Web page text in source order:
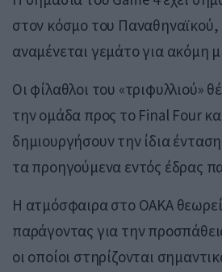
στον κόσμο του
αναμένεται γεμάτο για ακόμη
Οι φίλαθλοι του «τριφυλλιού»
την ομάδα προς το Final Four
δημιουργήσουν την ίδια
τα προηγούμενα εντός έδρας
Η ατμόσφαιρα στο ΟΑΚΑ
παράγοντας για την
οι οποίοι στηρίζονται